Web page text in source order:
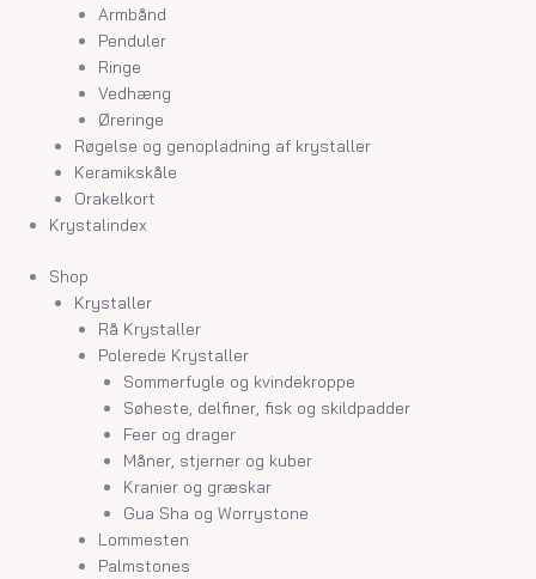
Armbånd
Penduler
Ringe
Vedhæng
Øreringe
Røgelse og genopladning af krystaller
Keramikskåle
Orakelkort
Krystalindex
Shop
Krystaller
Rå Krystaller
Polerede Krystaller
Sommerfugle og kvindekroppe
Søheste, delfiner, fisk og skildpadder
Feer og drager
Måner, stjerner og kuber
Kranier og græskar
Gua Sha og Worrystone
Lommesten
Palmstones